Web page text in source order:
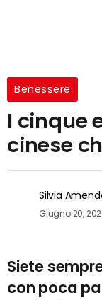
Benessere
I cinque
cinese
Silvia
Giugno 20,
Siete
con poca